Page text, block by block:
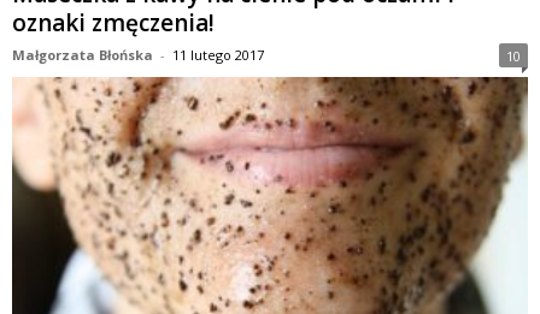
oznaki zmęczenia!
Małgorzata Błońska - 11 lutego 2017 10